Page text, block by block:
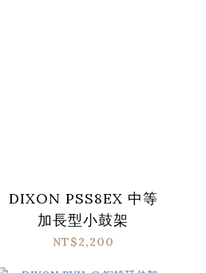
DIXON PSS8EX 中等
加長型小鼓架
NT$2,200